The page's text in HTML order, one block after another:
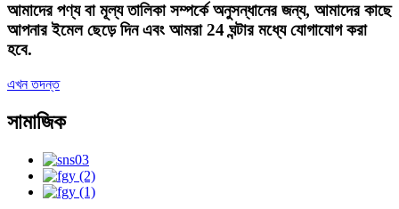
আমাদের পণ্য বা মূল্য তালিকা সম্পর্কে অনুসন্ধানের জন্য, আমাদের কাছে
আপনার ইমেল ছেড়ে দিন এবং আমরা 24 ঘন্টার মধ্যে যোগাযোগ করা
হবে.
এখন তদন্ত
সামাজিক